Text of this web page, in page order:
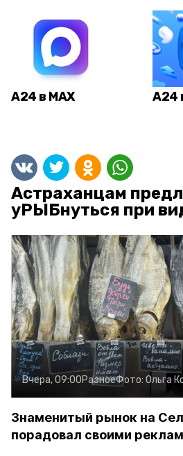
А24 в MAX А24
Астраханцам
уРЫБнуться при
Вчера, 09:00РазноеФото: Ольга
Знаменитый рынок на
порадовал своими